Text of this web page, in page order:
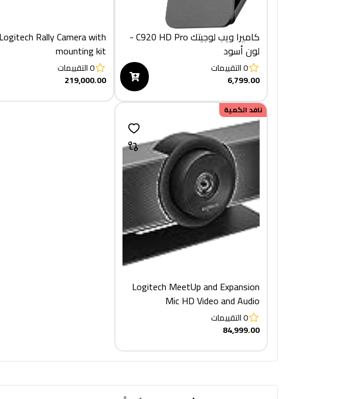
كاميرا ويب لوجيتك C920 HD Pro -
لون أسود
0التقييمات
6,799.00
Logitech Rally Camera with
mounting kit
0التقييمات
219,000.00
نافد الكمية
Logitech MeetUp and Expansion
Mic HD Video and Audio
Conferencing System for Small
Meeting Rooms - Black
0التقييمات
84,999.00